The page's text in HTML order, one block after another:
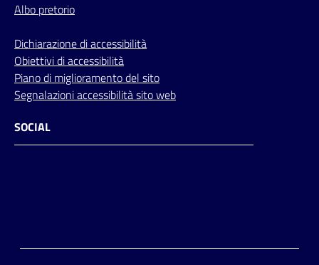
Albo pretorio
Dichiarazione di accessibilità
Obiettivi di accessibilità
Piano di miglioramento del sito
Segnalazioni accessibilità sito web
SOCIAL